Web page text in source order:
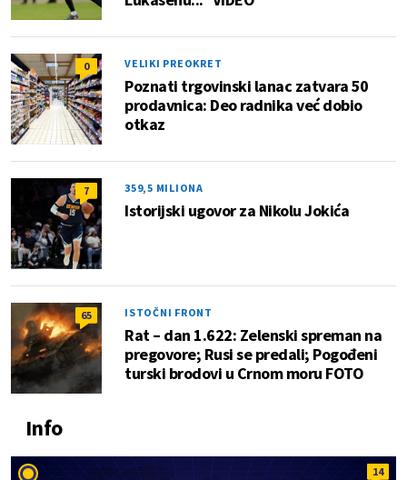
0 VELIKI PREOKRET
Poznati trgovinski lanac zatvara 50
prodavnica: Deo radnika već dobio
otkaz
7 359,5 MILIONA
Istorijski ugovor za Nikolu Jokića
65 ISTOČNI FRONT
Rat – dan 1.622: Zelenski spreman na
pregovore; Rusi se predali; Pogođeni
turski brodovi u Crnom moru FOTO
Info
14